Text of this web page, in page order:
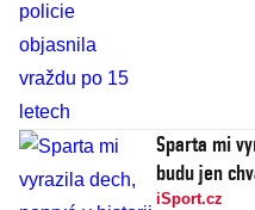
Sparta mi
budu jen
iSport.cz